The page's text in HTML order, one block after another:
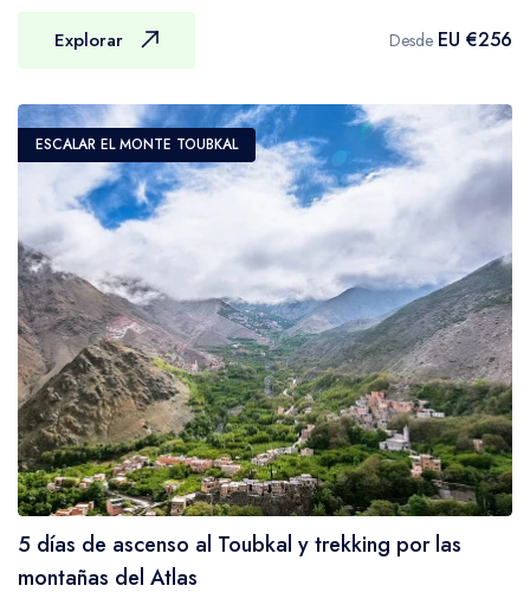
completo para su caminata.k y preparar
noche.
El equipo de mulas cargará su equipaje,
comida y, si es relevante, el equipo de
camping al inicio de cada día, pero no
siempre caminará al mismo tiempo, ritmo o ruta
que su grupo de senderismo. Por lo tanto, es
importante que considere qué artículos puede
necesitar llevar usted mismo por la mañana y
luego nuevamente por la tarde, ya que en
algunos días solo se encontrará a la hora del
almuerzo.
Las mulas están completamente
acostumbradas a llevar cargas y no es inusual
que transporten más de 80 kg cada una, lo
• Almohada de viaje,
• Bastones de senderismo,
• Pequeña linterna o lámpara frontal con
baterías de repuesto,
• Protector solar, • Bálsamo labial con
protector solar, • Pañuelo o papel de
limpieza, • Cinturón de dinero, • Botiquín de
primeros auxilios, • Trekking
El equipo está disponible en el Centro de
Imlil. Mount Toubkal puede recomendar
tiendas donde puedes comprar equipo. Si no
deseas comprar equipo, puedes alquilarlo
fácilmente por la duración de tu trekking a
precios razonables.
Explorar Desde EU €256
ESCALAR EL MONTE TOUBKAL
5 días de ascenso al Toubkal y trekking por las
montañas del Atlas